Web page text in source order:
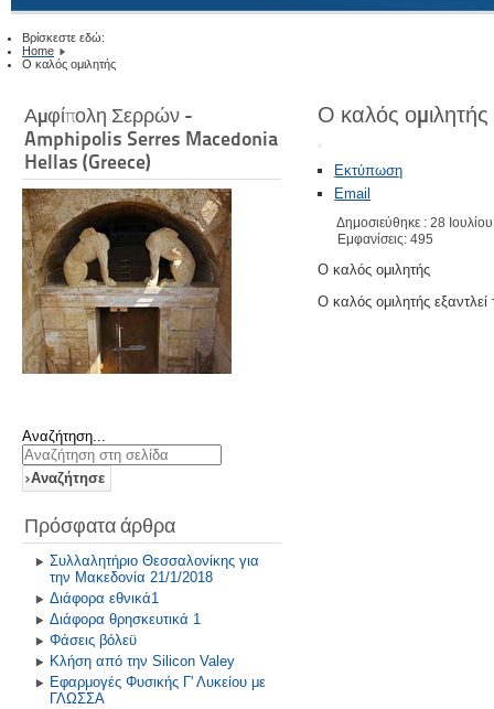
Βρίσκεστε εδώ:
Home
Ο καλός ομιλητής
Αμφίπολη Σερρών -
Amphipolis Serres Macedonia
Hellas (Greece)
Αναζήτηση...
Αναζήτησε
Πρόσφατα άρθρα
Συλλαλητήριο Θεσσαλονίκης για
την Μακεδονία 21/1/2018
Διάφορα εθνικά1
Διάφορα θρησκευτικά 1
Φάσεις βόλεϋ
Κλήση από την Silicon Valey
Εφαρμογές Φυσικής Γ' Λυκείου με
ΓΛΩΣΣΑ
Ο καλός ομιλητής
Εκτύπωση
Email
Δημοσιεύθηκε : 28
Εμφανίσεις: 495
Ο καλός ομιλητής
Ο καλός ομιλητής